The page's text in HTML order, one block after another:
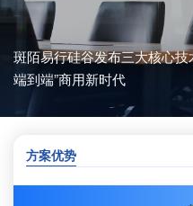
斑陌易行硅谷发布三大核心
端到端”商用新时代
方案优势